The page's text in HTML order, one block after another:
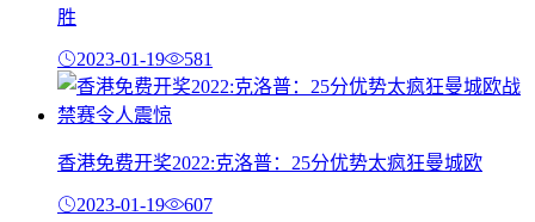
胜
2023-01-19 581
香港免费开奖2022:克洛普：25分优势太疯狂曼城欧
2023-01-19 607